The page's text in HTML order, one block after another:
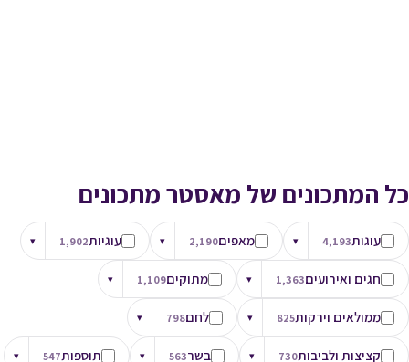
כל המתכונים של מאסטר מתכונים
עוגות4,193
▾ מאפים2,190
▾ עוגיות1,902
▾
חגים ואירועים1,363
▾ מתוקים1,109
▾
ממולאים וירקות825
▾ לחם798
▾
קציצות ולביבות730
▾ בשר563
▾ תוספות547
▾